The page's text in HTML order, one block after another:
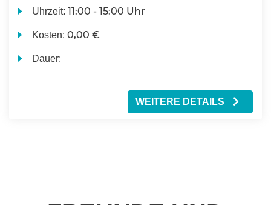
Uhrzeit:11:00 - 15:00 Uhr
Kosten:0,00 €
Dauer:
WEITERE DETAILS